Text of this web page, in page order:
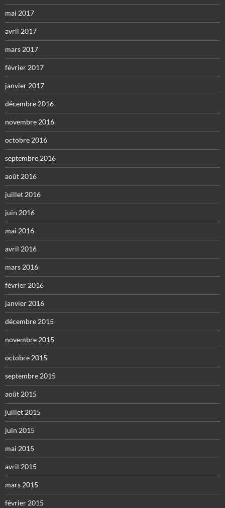
mai 2017
avril 2017
mars 2017
février 2017
janvier 2017
décembre 2016
novembre 2016
octobre 2016
septembre 2016
août 2016
juillet 2016
juin 2016
mai 2016
avril 2016
mars 2016
février 2016
janvier 2016
décembre 2015
novembre 2015
octobre 2015
septembre 2015
août 2015
juillet 2015
juin 2015
mai 2015
avril 2015
mars 2015
février 2015